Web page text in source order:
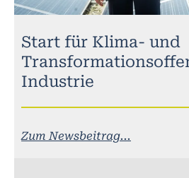
Start für Klima- und
Industrie
Zum Newsbeitrag...